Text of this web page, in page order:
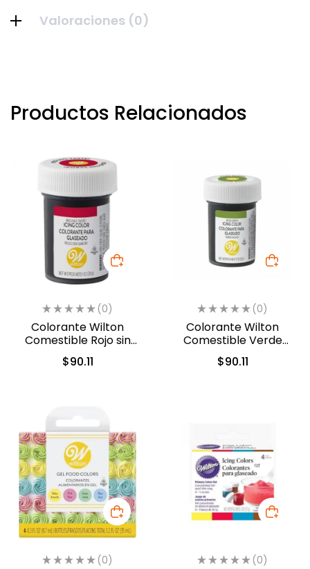
Valoraciones (0)
Productos Relacionados
(0)
Colorante Wilton
Comestible Rojo sin
sabor 28.3gr. (04-0-
0048)
$90.11
(0)
Colorante Wilton
Comestible Verde
Musgo 28.3gr (04-0-
0049)
$90.11
(0) (0)